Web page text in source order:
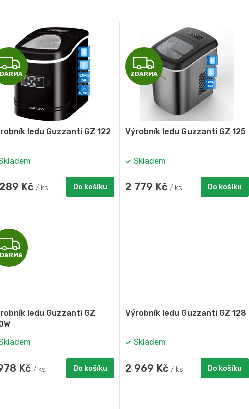
Z
D
A
R
A
ledu Guzzanti GZ 122
Kč / ks Do košíku
Z
D
A
R
A
ZDARMA
Výrobník ledu Guzzanti GZ 125
Skladem
2 779 Kč / ks Do košíku
Z
D
R
A
ledu Guzzanti GZ
Kč / ks Do košíku
Výrobník ledu Guzzanti GZ 128
Skladem
2 969 Kč / ks Do košíku